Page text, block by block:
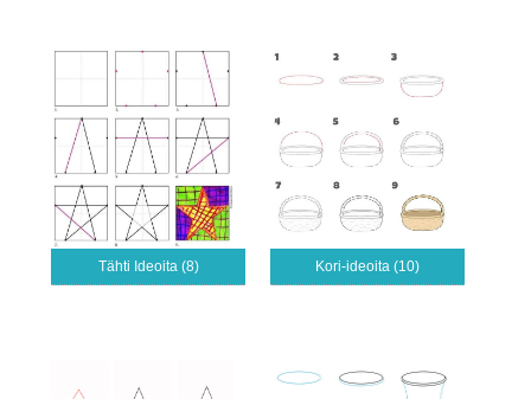
Tähti Ideoita (8) Kori-ideoita (10)